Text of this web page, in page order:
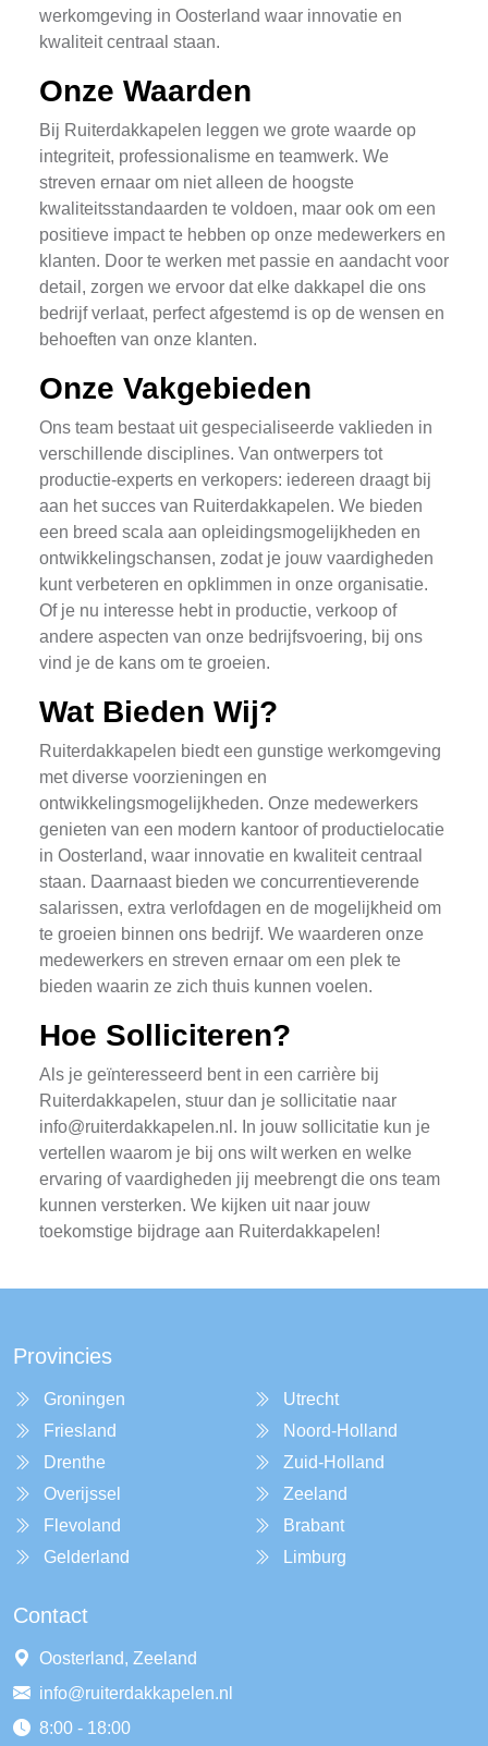
werkomgeving in Oosterland waar innovatie en
kwaliteit centraal staan.
Onze Waarden
Bij Ruiterdakkapelen leggen we grote waarde op
integriteit, professionalisme en teamwerk. We
streven ernaar om niet alleen de hoogste
kwaliteitsstandaarden te voldoen, maar ook om een
positieve impact te hebben op onze medewerkers en
klanten. Door te werken met passie en aandacht voor
detail, zorgen we ervoor dat elke dakkapel die ons
bedrijf verlaat, perfect afgestemd is op de wensen en
behoeften van onze klanten.
Onze Vakgebieden
Ons team bestaat uit gespecialiseerde vaklieden in
verschillende disciplines. Van ontwerpers tot
productie-experts en verkopers: iedereen draagt bij
aan het succes van Ruiterdakkapelen. We bieden
een breed scala aan opleidingsmogelijkheden en
ontwikkelingschansen, zodat je jouw vaardigheden
kunt verbeteren en opklimmen in onze organisatie.
Of je nu interesse hebt in productie, verkoop of
andere aspecten van onze bedrijfsvoering, bij ons
vind je de kans om te groeien.
Wat Bieden Wij?
Ruiterdakkapelen biedt een gunstige werkomgeving
met diverse voorzieningen en
ontwikkelingsmogelijkheden. Onze medewerkers
genieten van een modern kantoor of productielocatie
in Oosterland, waar innovatie en kwaliteit centraal
staan. Daarnaast bieden we concurrentieverende
salarissen, extra verlofdagen en de mogelijkheid om
te groeien binnen ons bedrijf. We waarderen onze
medewerkers en streven ernaar om een plek te
bieden waarin ze zich thuis kunnen voelen.
Hoe Solliciteren?
Als je geïnteresseerd bent in een carrière bij
Ruiterdakkapelen, stuur dan je sollicitatie naar
info@ruiterdakkapelen.nl . In jouw sollicitatie kun je
vertellen waarom je bij ons wilt werken en welke
ervaring of vaardigheden jij meebrengt die ons team
kunnen versterken. We kijken uit naar jouw
toekomstige bijdrage aan Ruiterdakkapelen!
Provincies
Groningen
Friesland
Drenthe
Overijssel
Flevoland
Gelderland
Utrecht
Noord-Holland
Zuid-Holland
Zeeland
Brabant
Limburg
Contact
Oosterland, Zeeland
info@ruiterdakkapelen.nl
8:00 - 18:00